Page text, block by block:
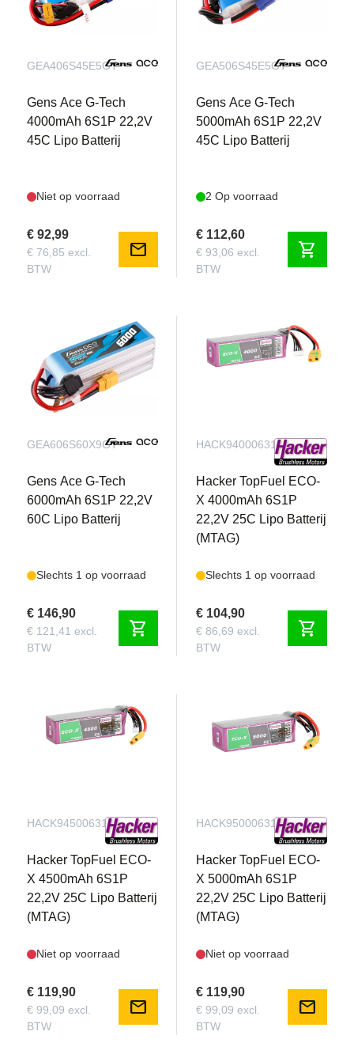
GEA406S45E5GT
Gens Ace G-Tech
4000mAh 6S1P 22,2V
45C Lipo Batterij
Niet op voorraad
€ 92,99
€ 76,85 excl.
BTW
mail
GEA506S45E5GT
Gens Ace G-Tech
5000mAh 6S1P 22,2V
45C Lipo Batterij
2 Op voorraad
€ 112,60
€ 93,06 excl.
BTW
shopping_cart
GEA606S60X9GT
Gens Ace G-Tech
6000mAh 6S1P 22,2V
60C Lipo Batterij
Slechts 1 op voorraad
€ 146,90
€ 121,41 excl.
BTW
shopping_cart
HACK94000631
Hacker TopFuel ECO-
X 4000mAh 6S1P
22,2V 25C Lipo Batterij
(MTAG)
Slechts 1 op voorraad
€ 104,90
€ 86,69 excl.
BTW
shopping_cart
HACK94500631
Hacker TopFuel ECO-
X 4500mAh 6S1P
22,2V 25C Lipo Batterij
(MTAG)
Niet op voorraad
€ 119,90
€ 99,09 excl.
BTW
mail
HACK95000631
Hacker TopFuel ECO-
X 5000mAh 6S1P
22,2V 25C Lipo Batterij
(MTAG)
Niet op voorraad
€ 119,90
€ 99,09 excl.
BTW
mail